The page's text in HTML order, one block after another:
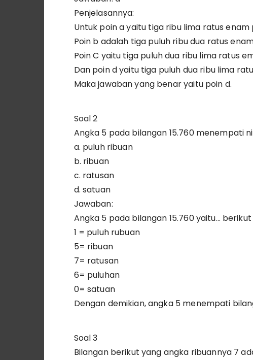
Penjelasannya:
Untuk poin a yaitu tiga ribu lima ratus enam
Poin b adalah tiga puluh ribu dua ratus
Poin C yaitu tiga puluh dua ribu lima ratus
Dan poin d yaitu tiga puluh dua ribu lima
Maka jawaban yang benar yaitu poin d.
Soal 2
Angka 5 pada bilangan 15.760 menempati
a. puluh ribuan
b. ribuan
c. ratusan
d. satuan
Jawaban:
Angka 5 pada bilangan 15.760 yaitu…
1 = puluh rubuan
5= ribuan
7= ratusan
6= puluhan
0= satuan
Dengan demikian, angka 5 menempati
Soal 3
Bilangan berikut yang angka ribuannya 7